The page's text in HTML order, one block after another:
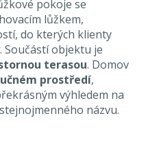
pokoje se
lůžkem,
do kterých klienty
. Součástí objektu je
terasou. Domov
prostředí,
výhledem na
názvu.